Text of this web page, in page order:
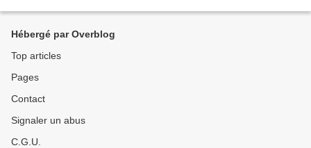
Hébergé par Overblog
Top articles
Pages
Contact
Signaler un abus
C.G.U.